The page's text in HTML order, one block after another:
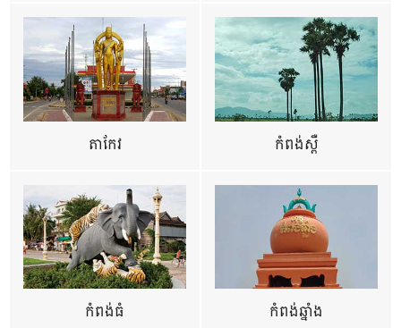
តាកែវ កំពង់ស្ពឺ
កំពង់ធំ កំពង់ឆ្នាំង